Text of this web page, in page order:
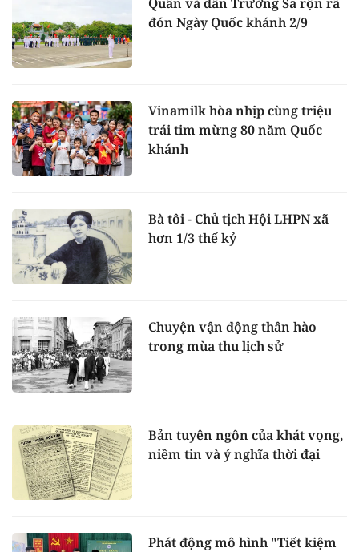
đón Ngày Quốc khánh 2/9
Vinamilk hòa nhịp cùng triệu
trái tim mừng 80 năm Quốc
khánh
Bà tôi - Chủ tịch Hội LHPN xã
hơn 1/3 thế kỷ
Chuyện vận động thân hào
trong mùa thu lịch sử
Bản tuyên ngôn của khát vọng,
niềm tin và ý nghĩa thời đại
Phát động mô hình "Tiết kiệm